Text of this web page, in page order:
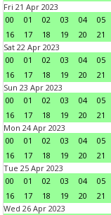
Fri 21 Apr 2023
00
01 02 03 04 05
16
17 18 19 20 21
Sat 22 Apr 2023
00
01 02 03 04 05
16
17 18 19 20 21
Sun 23 Apr 2023
00
01 02 03 04 05
16
17 18 19 20 21
Mon 24 Apr 2023
00
01 02 03 04 05
16
17 18 19 20 21
Tue 25 Apr 2023
00
01 02 03 04 05
16
17 18 19 20 21
Wed 26 Apr 2023